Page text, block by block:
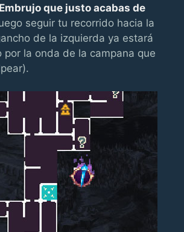
que justo acabas de
seguir tu recorrido hacia la
de la izquierda ya estará
por la onda de la campana que